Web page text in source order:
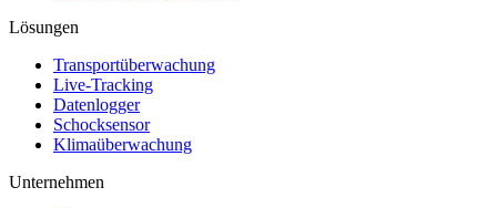
Lösungen
Transportüberwachung
Live-Tracking
Datenlogger
Schocksensor
Klimaüberwachung
Unternehmen